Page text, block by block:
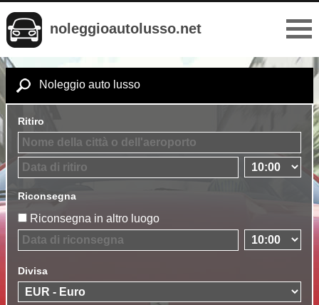
noleggioautolusso.net
Noleggio auto lusso
Ritiro
Riconsegna
Riconsegna in altro luogo
Divisa